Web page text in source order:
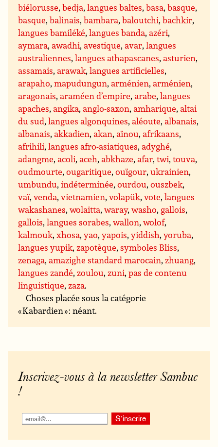
biélorusse,bedja,langues baltes,basa,basque,
basque,balinais,bambara,baloutchi,bachkir,
langues bamiléké,langues banda,azéri,
aymara,awadhi,avestique,avar,langues
australiennes,langues athapascanes,asturien,
assamais,arawak,langues artificielles,
arapaho,mapudungun,arménien,arménien,
aragonais,araméen d’empire,arabe,langues
apaches,angika,anglo-saxon,amharique,altai
du sud,langues algonquines,aléoute,albanais,
albanais,akkadien,akan,aïnou,afrikaans,
afrihili,langues afro-asiatiques,adyghé,
adangme,acoli,aceh,abkhaze,afar,twi,touva,
oudmourte,ougaritique,ouïgour,ukrainien,
umbundu,indéterminée,ourdou,ouszbek,
vaï,venda,vietnamien,volapük,vote,langues
wakashanes,wolaitta,waray,washo, gallois,
gallois,langues sorabes,wallon,wolof,
kalmouk,xhosa,yao,yapois,yiddish,yoruba,
langues yupik,zapotèque,symboles Bliss,
zenaga,amazighe standard marocain,zhuang,
langues zandé,zoulou,zuni,pas de contenu
linguistique,zaza.
Choses placée sous la catégorie
« Kabardien » : néant.
Inscrivez-vous à la newsletter Sambuc
!